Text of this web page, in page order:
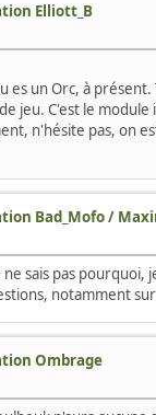
Elliott_B
es un Orc, à
jeu. C'est le
n'hésite pas, on
Bad_Mofo /
sais pas pourquoi,
notamment
Ombrage